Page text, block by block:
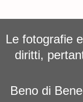
Le fotografie
diritti,
Beno di